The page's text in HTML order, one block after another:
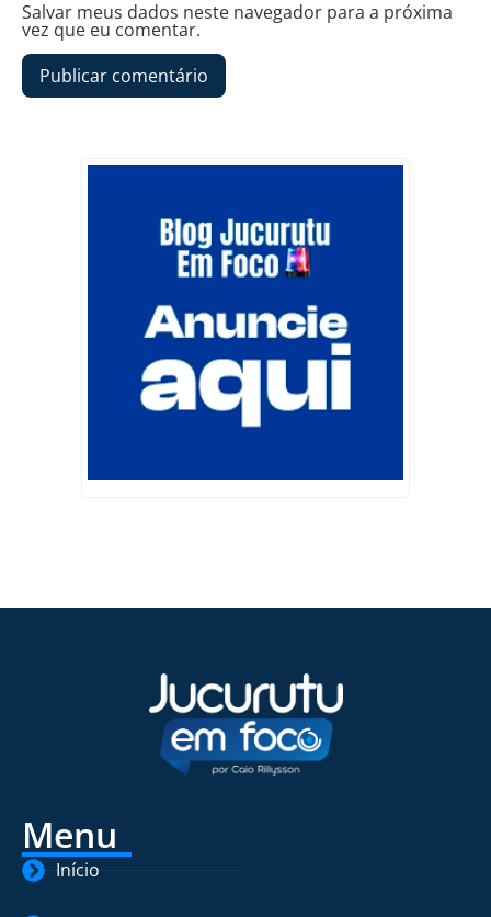
Salvar meus dados neste navegador para a próxima
vez que eu comentar.
Menu
Início